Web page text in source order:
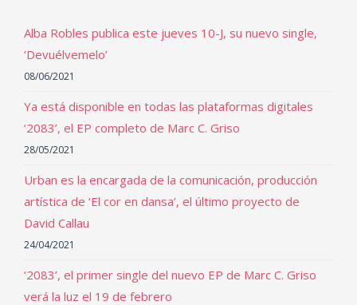
Alba Robles publica este jueves 10-J, su nuevo single,
‘Devuélvemelo’
08/06/2021
Ya está disponible en todas las plataformas digitales
‘2083’, el EP completo de Marc C. Griso
28/05/2021
Urban es la encargada de la comunicación, producción
artística de ‘El cor en dansa’, el último proyecto de
David Callau
24/04/2021
‘2083’, el primer single del nuevo EP de Marc C. Griso
verá la luz el 19 de febrero